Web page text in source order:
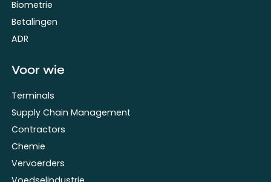
Biometrie
Betalingen
ADR
Voor wie
Terminals
Supply Chain Management
Contractors
Chemie
Vervoerders